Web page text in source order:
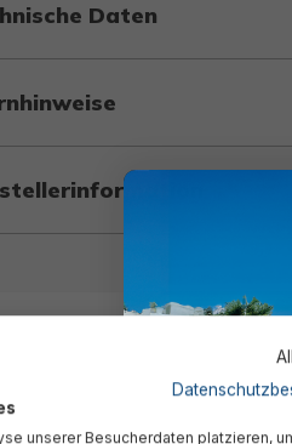
Daten
unserer Besucherdaten platzieren,